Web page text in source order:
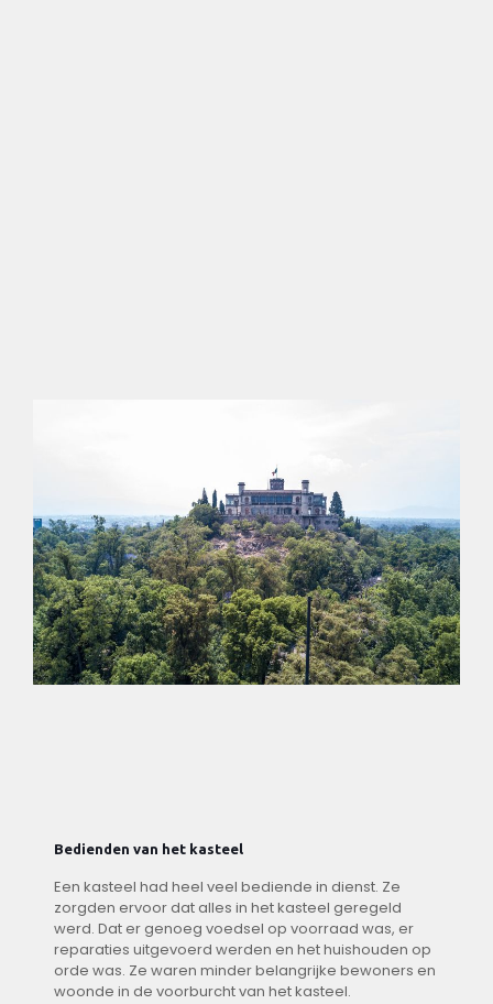
Bedienden van het kasteel
Een kasteel had heel veel bediende in dienst. Ze
zorgden ervoor dat alles in het kasteel geregeld
werd. Dat er genoeg voedsel op voorraad was, er
reparaties uitgevoerd werden en het huishouden op
orde was. Ze waren minder belangrijke bewoners en
woonde in de voorburcht van het kasteel.